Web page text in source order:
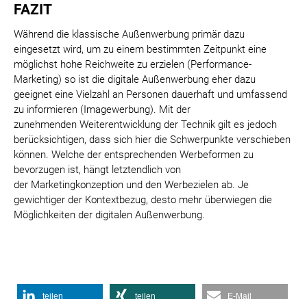
FAZIT
Während die klassische Außenwerbung primär dazu
eingesetzt wird, um zu einem bestimmten Zeitpunkt eine
möglichst hohe Reichweite zu erzielen (Performance-
Marketing) so ist die digitale Außenwerbung eher dazu
geeignet eine Vielzahl an Personen dauerhaft und umfassend
zu informieren (Imagewerbung). Mit der
zunehmenden Weiterentwicklung der Technik gilt es jedoch
berücksichtigen, dass sich hier die Schwerpunkte verschieben
können. Welche der entsprechenden Werbeformen zu
bevorzugen ist, hängt letztendlich von
der Marketingkonzeption und den Werbezielen ab. Je
gewichtiger der Kontextbezug, desto mehr überwiegen die
Möglichkeiten der digitalen Außenwerbung.
teilen teilen E-Mail